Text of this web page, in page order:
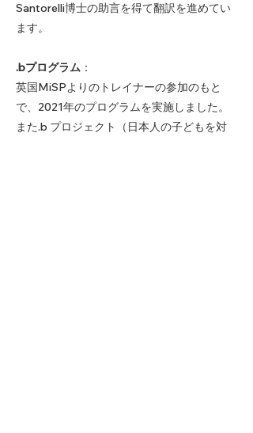
Santorelli博士の助言を得て翻訳を進めてい
ます。
.bプログラム ：
英国MiSPよりのトレイナーの参加のもと
で、2021年のプログラムを実施しました。
また.b プロジェクト（日本人の子どもを対